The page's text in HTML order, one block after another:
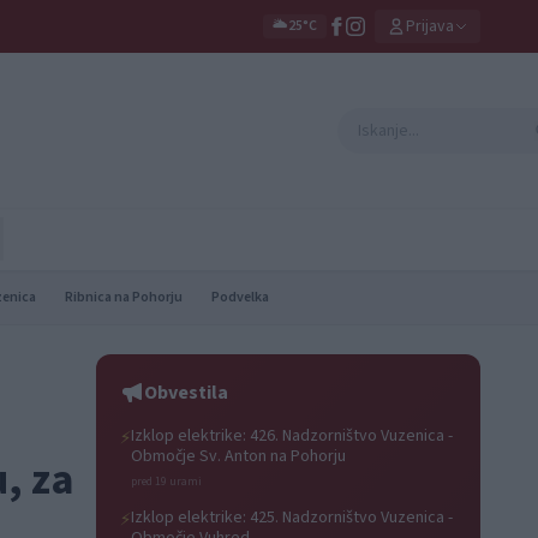
🌥️25°C Prijava
Ribnica na Pohorju Podvelka
za
Obvestila
⚡Izklop elektrike: 426. Nadzorništvo Vuzenica -
Območje Sv. Anton na Pohorju
pred 19 urami
⚡Izklop elektrike: 425. Nadzorništvo Vuzenica -